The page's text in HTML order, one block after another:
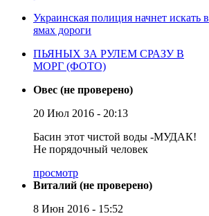
Украинская полиция начнет искать в
ямах дороги
ПЬЯНЫХ ЗА РУЛЕМ СРАЗУ В
МОРГ (ФОТО)
Овес (не проверено)
20 Июл 2016 - 20:13
Басин этот чистой воды -МУДАК!
Не порядочный человек
просмотр
Виталий (не проверено)
8 Июн 2016 - 15:52